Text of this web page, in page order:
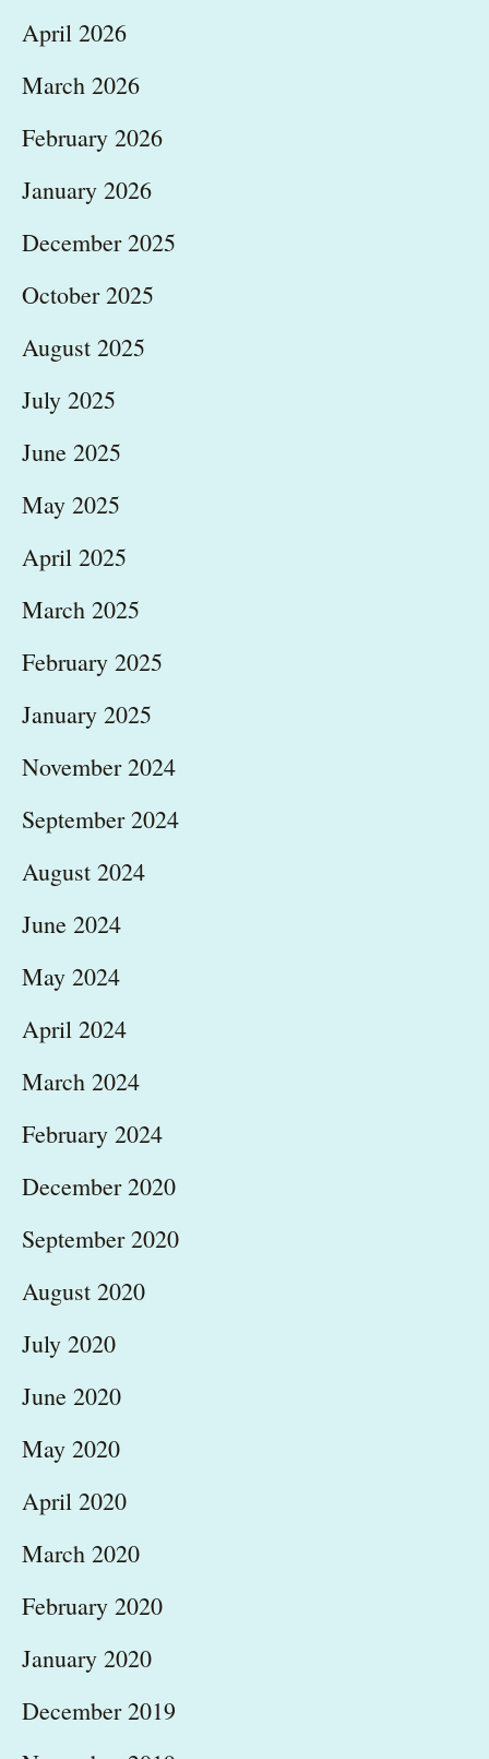
April 2026
March 2026
February 2026
January 2026
December 2025
October 2025
August 2025
July 2025
June 2025
May 2025
April 2025
March 2025
February 2025
January 2025
November 2024
September 2024
August 2024
June 2024
May 2024
April 2024
March 2024
February 2024
December 2020
September 2020
August 2020
July 2020
June 2020
May 2020
April 2020
March 2020
February 2020
January 2020
December 2019